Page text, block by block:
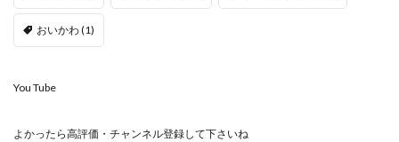
おいかわ(1)
You Tube
よかったら高評価・チャンネル登録して下さいね